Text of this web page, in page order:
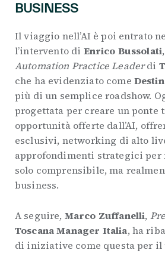
BUSINESS
Il viaggio nell’AI è poi entrato
l’intervento di Enrico Bussolati
Automation Practice Leaderdi
che ha evidenziato come
più di un semplice roadshow.
progettata per creare un ponte
opportunità offerte dall’AI,
esclusivi, networking di alto
approfondimenti strategici per
solo comprensibile, ma
business.
A seguire, Marco Zuffanelli,
Toscana Manager Italia, ha
di iniziative come questa per